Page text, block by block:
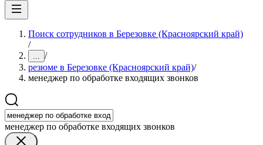
Поиск сотрудников в Березовке (Красноярский край)
/
... /
резюме в Березовке (Красноярский край)/
менеджер по обработке входящих звонков
менеджер по обработке входящих звонков